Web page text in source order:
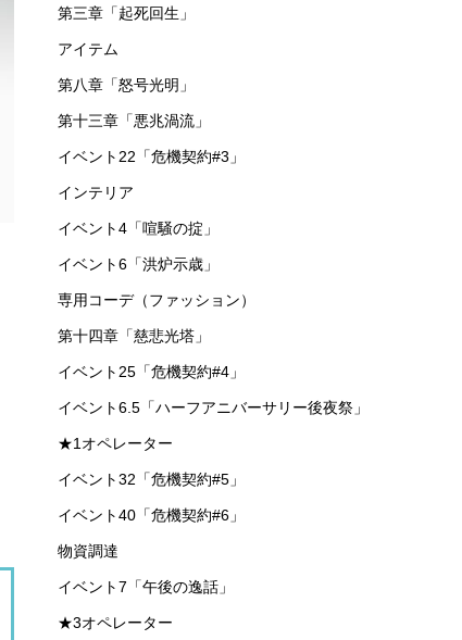
第三章「起死回生」
アイテム
第八章「怒号光明」
第十三章「悪兆渦流」
イベント22「危機契約#3」
インテリア
イベント4「喧騒の掟」
イベント6「洪炉示歳」
専用コーデ（ファッション）
第十四章「慈悲光塔」
イベント25「危機契約#4」
イベント6.5「ハーフアニバーサリー後夜祭」
★1オペレーター
イベント32「危機契約#5」
イベント40「危機契約#6」
物資調達
イベント7「午後の逸話」
★3オペレーター